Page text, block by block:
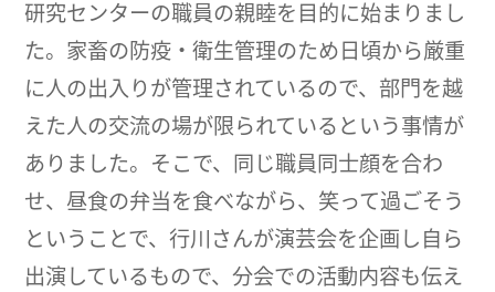
研究センターの職員の親睦を目的に始まりまし
た。家畜の防疫・衛生管理のため日頃から厳重
に人の出入りが管理されているので、部門を越
えた人の交流の場が限られているという事情が
ありました。そこで、同じ職員同士顔を合わ
せ、昼食の弁当を食べながら、笑って過ごそう
ということで、行川さんが演芸会を企画し自ら
出演しているもので、分会での活動内容も伝え